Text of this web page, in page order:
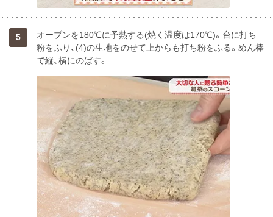
5
オーブンを180℃に予熱する(焼く温度は170℃)。台に打ち
粉をふり、(4)の生地をのせて上からも打ち粉をふる。めん棒
で縦、横にのばす。